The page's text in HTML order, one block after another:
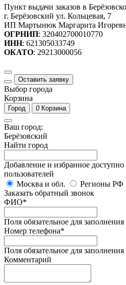
Пункт выдачи заказов в
г. Берёзовский ул. Кольцевая, 7
ИП Мартынюк Маргарита
ОГРНИП: 320402700010770
ИНН: 621305033749
ОКАТО: 29213000056
Оставить заявку
Выбор города
Корзина
Город 0 Корзина
Ваш город:
Берёзовский
Найти город
Добавление и избранное
пользователей
Москва и обл.
Регионы РФ
Заказать обратный звонок
ФИО*
Поля обязательное для заполнения
Номер телефона*
Поля обязательное для заполнения
Комментарий